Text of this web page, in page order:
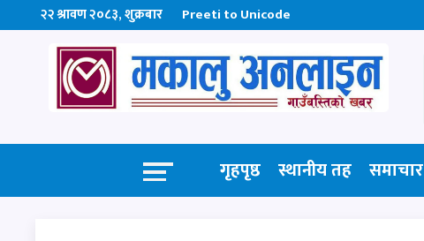
२२ श्रावण २०८३, शुक्रबार Preeti to Unicode
गृहपृष्ठ स्थानीय तह समाचार